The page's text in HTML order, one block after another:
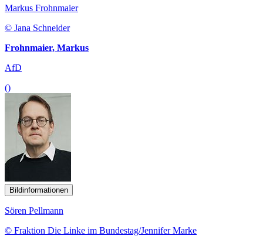
Markus Frohnmaier
© Jana Schneider
Frohnmaier, Markus
AfD
()
Bildinformationen
Sören Pellmann
© Fraktion Die Linke im Bundestag/Jennifer Marke